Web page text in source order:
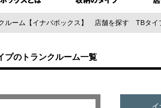
ルーム【イナバボックス】 店舗を探す TBタイ
プのトランクルーム一覧